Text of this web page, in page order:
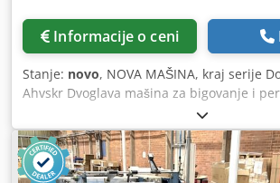
Informacije o ceni
Stanje: novo, NOVA MAŠINA, kraj serije
Ahvskr Dvoglava mašina za bigovanje i
D2H High Speed opremljena sa 2
bigovanje (za glavu A i glavu B) i
razliku od prve, radi odozdo nagore. Na
mogu se montirati svi alati za bigovanje i